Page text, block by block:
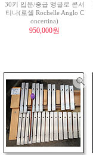
30키 입문/중급 앵글로 콘서
티나(로셸 Rochelle Anglo C
oncertina)
950,000원